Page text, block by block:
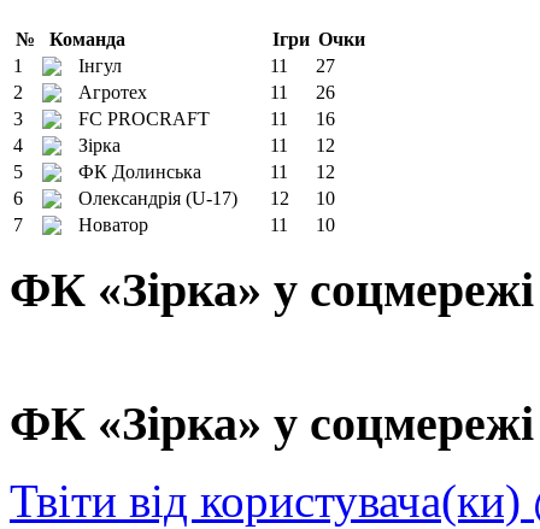
№ Команда Ігри Очки
1
Інгул 11
27
2
Агротех 11
26
3
FC PROCRAFT 11
16
4
Зірка 11
12
5
ФК Долинська 11
12
6
Олександрія (U-17) 12
10
7
Новатор 11 10
ФК «Зірка» у
ФК «Зірка» у
Твіти від